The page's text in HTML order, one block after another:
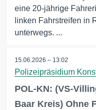
eine 20-jährige
linken Fahrstreifen in
unterwegs. ...
15.06.2026 – 13:02
Polizeipräsidium
POL-KN: (VS-
Baar Kreis) Ohne